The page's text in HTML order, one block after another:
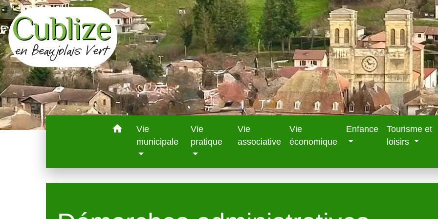
home
Vie
municipale
Vie
pratique
Vie
associative
Vie
économique
Enfance
Tourisme et
loisirs